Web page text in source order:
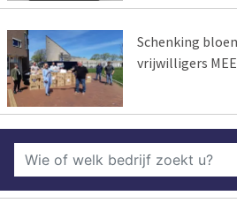
Schenking
vrijwilligers